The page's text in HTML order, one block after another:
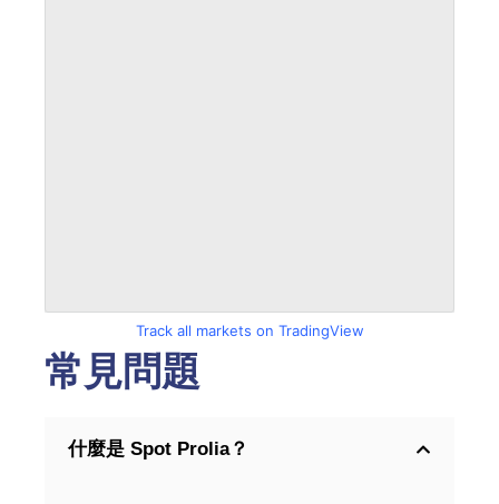
Track all markets on TradingView
常見問題
什麼是 Spot Prolia？